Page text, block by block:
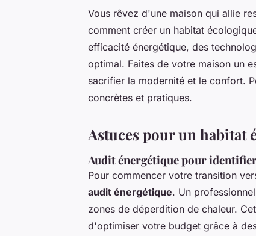
Vous rêvez d'une maison qui allie
comment créer un habitat
efficacité énergétique, des
optimal. Faites de votre maison un
sacrifier la modernité et le confort.
concrètes et pratiques.
Astuces pour un habitat
Audit énergétique pour
Pour commencer votre transition
audit énergétique. Un
zones de déperdition de chaleur.
d'optimiser votre budget grâce à